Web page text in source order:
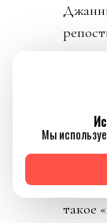
план
Опять
такое
Мы